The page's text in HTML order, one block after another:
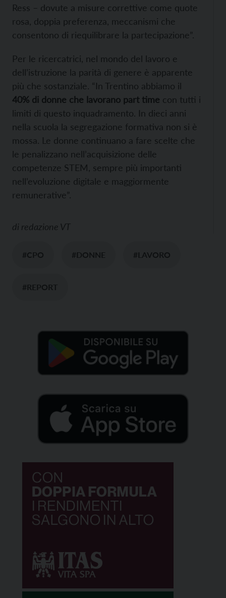
Ress – dovute a misure correttive come quote
rosa, doppia preferenza, meccanismi che
consentono di riequilibrare la partecipazione”.
Per le ricercatrici, nel mondo del lavoro e
dell’istruzione la parità di genere è apparente
più che sostanziale. “In Trentino abbiamo il
40% di donne che lavorano part time con tutti i
limiti di questo inquadramento. In dieci anni
nella scuola la segregazione formativa non si è
mossa. Le donne continuano a fare scelte che
le penalizzano nell’acquisizione delle
competenze STEM, sempre più importanti
nell’evoluzione digitale e maggiormente
remunerative”.
di redazione VT
#CPO #DONNE #LAVORO
#REPORT